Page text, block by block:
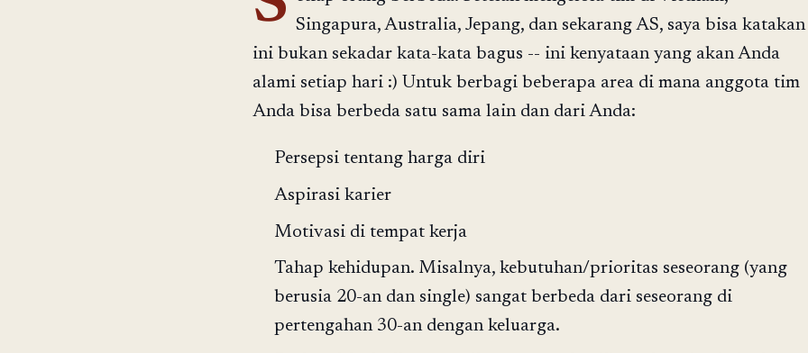
Singapura, Australia, Jepang, dan sekarang AS, saya bisa katakan
ini bukan sekadar kata-kata bagus -- ini kenyataan yang akan Anda
alami setiap hari :) Untuk berbagi beberapa area di mana anggota tim
Anda bisa berbeda satu sama lain dan dari Anda:
Persepsi tentang harga diri
Aspirasi karier
Motivasi di tempat kerja
Tahap kehidupan. Misalnya, kebutuhan/prioritas seseorang (yang
berusia 20-an dan single) sangat berbeda dari seseorang di
pertengahan 30-an dengan keluarga.